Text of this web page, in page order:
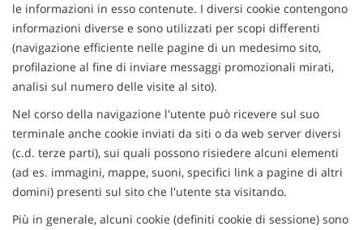
ASSISTENZA
CONTATTI
PROMO FINANZIAMENTI
IL SABATO POMERIGGIO
le informazioni in esso contenute. I diversi cookie contengono
informazioni diverse e sono utilizzati per scopi differenti
(navigazione efficiente nelle pagine di un medesimo sito,
profilazione al fine di inviare messaggi promozionali mirati,
analisi sul numero delle visite al sito).
Nel corso della navigazione l'utente può ricevere sul suo
terminale anche cookie inviati da siti o da web server diversi
(c.d. terze parti), sui quali possono risiedere alcuni elementi
(ad es. immagini, mappe, suoni, specifici link a pagine di altri
domini) presenti sul sito che l'utente sta visitando.
Più in generale, alcuni cookie (definiti cookie di sessione) sono